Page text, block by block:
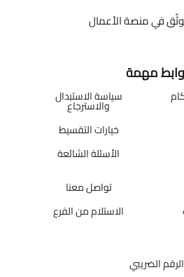
في منصة الأعمال
مهمة
سياسة الاستبدال
والاسترجاع
خيارات التقسيط
الأسئلة الشائعة
تواصل معنا
الاستلام من الفرع
الرقم الضريبي